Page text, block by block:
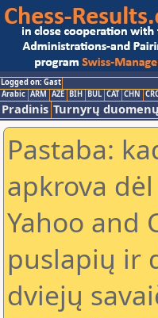
Logged on: Gast
Arabic ARM AZE BIH BUL CAT CHN
Pradinis Turnyrų
Pastaba:
apkrova
Yahoo and
puslapių ir
dviejų